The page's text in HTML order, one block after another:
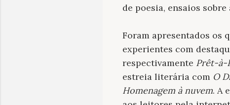
de poesia, ensaios
Foram apresentados os
experientes com
respectivamente Prêt-à-
estreia literária com O
Homenagem à nuvem. A